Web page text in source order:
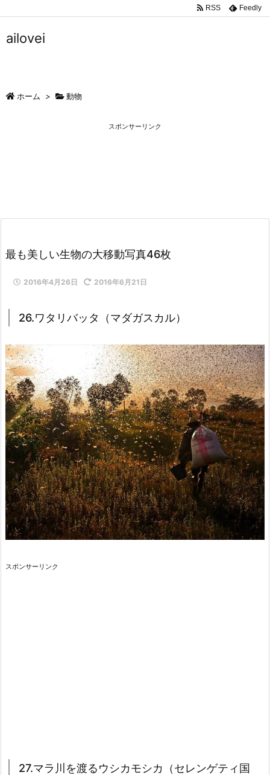
RSS Feedly
ailovei
ホーム > 動物
スポンサーリンク
最も美しい生物の大移動写真46枚
2016年4月26日 2016年6月21日
26.ワタリバッタ（マダガスカル）
スポンサーリンク
27.マラ川を渡るウシカモシカ（セレンゲティ国